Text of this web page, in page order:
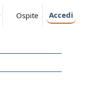
Ospite Accedi